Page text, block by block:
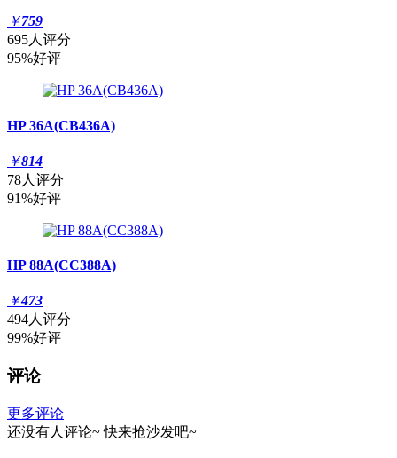
￥759
695人评分
95%好评
HP 36A(CB436A)
￥814
78人评分
91%好评
HP 88A(CC388A)
￥473
494人评分
99%好评
评论
更多评论
还没有人评论~ 快来抢沙发吧~